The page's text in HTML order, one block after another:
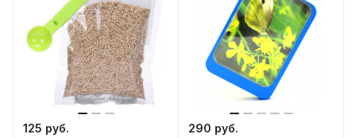
125 руб.
290 руб.